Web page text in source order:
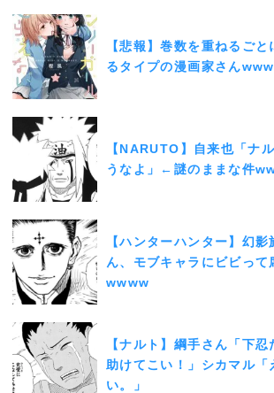
【悲報】巻数を重ねるご
るタイプの漫画家さん
【NARUTO】自来也「ナ
うなよ」←謎のままな件
【ハンターハンター】幻影
ん、モブキャラにビビっ
wwww
【ナルト】綱手さん「下
助けてこい！」シカマル
い。」